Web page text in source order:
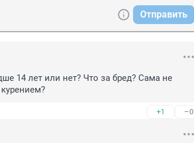
Отправить
14 лет или нет? Что за бред? Сама не
+1 –0